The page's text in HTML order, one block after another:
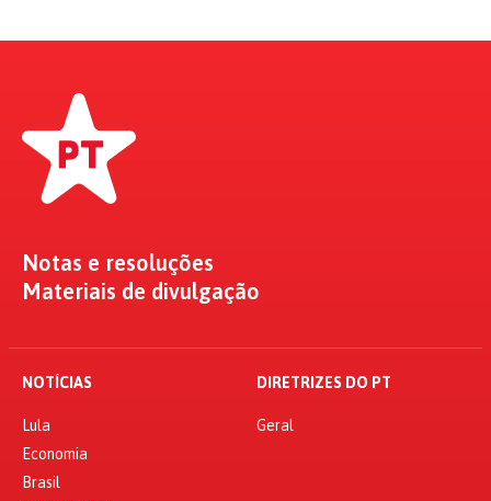
Notas e resoluções
Materiais de divulgação
NOTÍCIAS
Lula
Economia
Brasil
DIRETRIZES DO PT
Geral